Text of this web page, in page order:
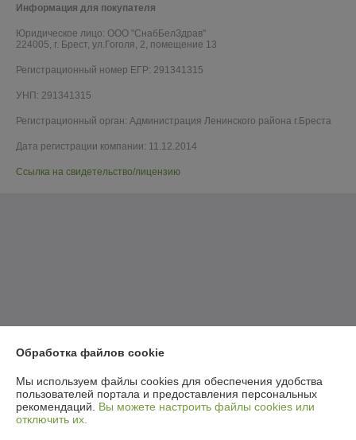
Информация для покупателя
Юридическое лицо: ООО "СнабБелЗдрав"
224005, г. Брест, ул.Гоголя, 2, помещение 13
Регистрационный номер ЕГР: 291341315
УНП: 291341315
Регистрационный орган: Администрация Ленинского района г.Бреста
Дата регистрации компании: 11.12.2014
Ссылка на свидетельство/лицензию
Обработка файлов cookie
Мы используем файлы cookies для обеспечения удобства
пользователей портала и предоставления персональных
рекомендаций. Вы можете настроить файлы cookies или
отключить их.